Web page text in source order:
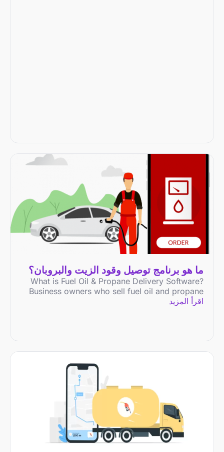
ما هو برنامج توصيل وقود الزيت والبروبان؟
What is Fuel Oil & Propane Delivery Software?
Business owners who sell fuel oil and propane
اقرأ المزيد